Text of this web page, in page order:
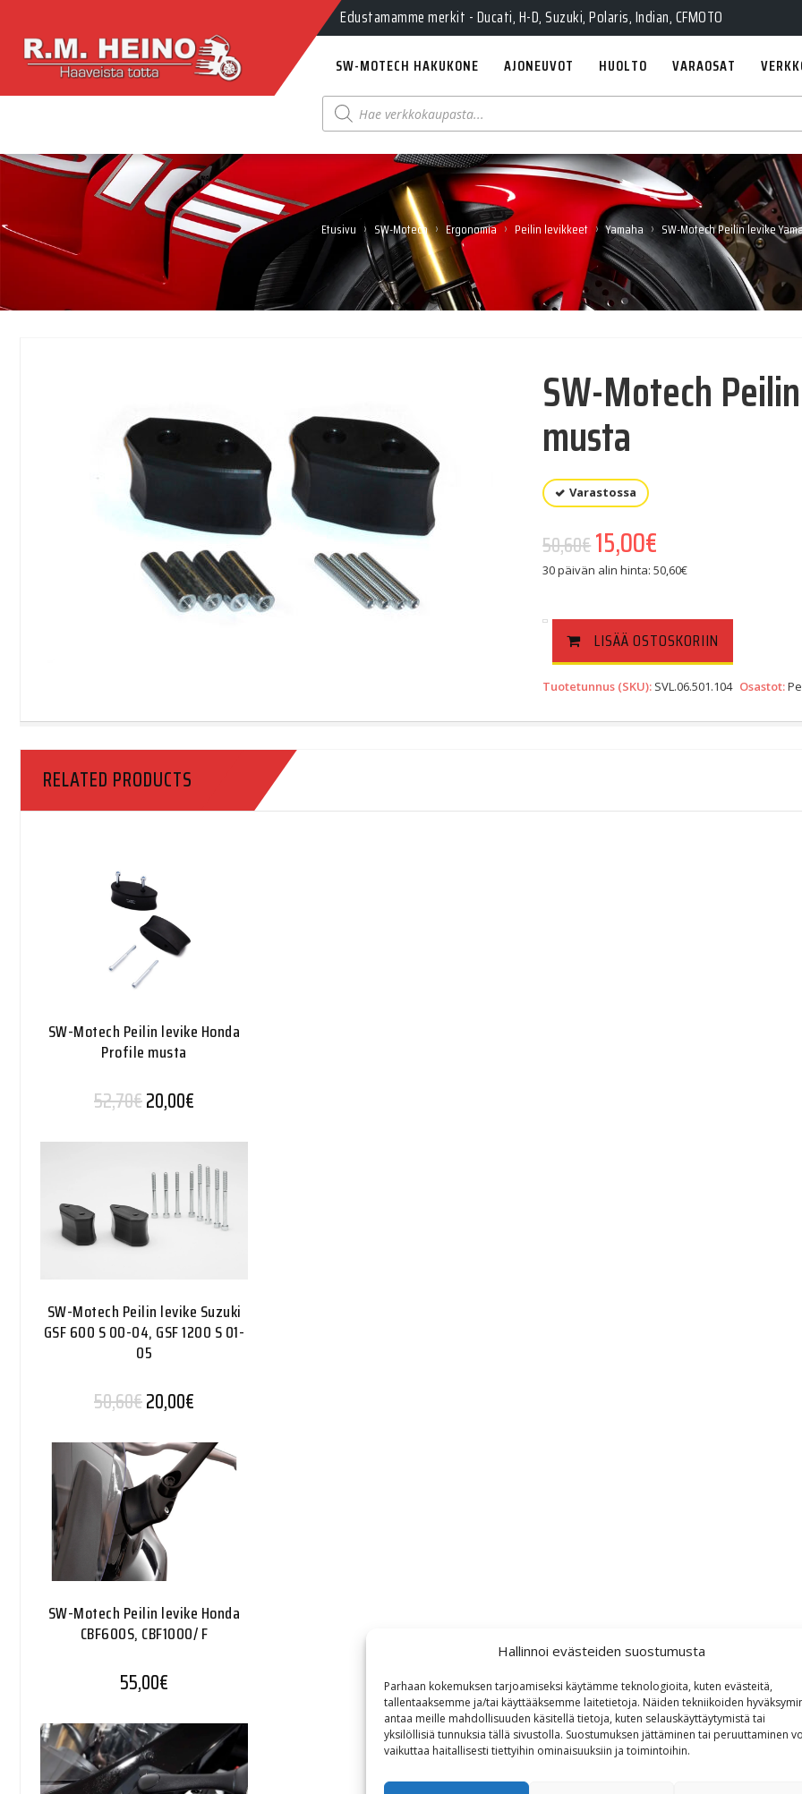
Hallinnoi evästeiden suostumusta
Parhaan kokemuksen tarjoamiseksi käytämme teknologioita, kuten evästeitä,
tallentaaksemme ja/tai käyttääksemme laitetietoja. Näiden tekniikoiden
antaa meille mahdollisuuden käsitellä tietoja, kuten selauskäyttäytymistä tai
yksilöllisiä tunnuksia tällä sivustolla. Suostumuksen jättäminen tai peruuttaminen
vaikuttaa haitallisesti tiettyihin ominaisuuksiin ja toimintoihin.
Edustamamme merkit - Ducati, H-D, Suzuki, Polaris, Indian, CFMOTO
SW-MOTECH HAKUKONE AJONEUVOT HUOLTO VARAOSAT
Products
search
Etusivu › SW-Motech › Ergonomia › Peilin levikkeet › Yamaha › SW-Motech Peilin levike
SW-Motech
musta
Varastossa
50,60€Alkuperäinen hinta oli:
15,00€
30 päivän alin hinta:50,60€
LISÄÄ OSTOSKORIIN
Tuotetunnus (SKU): SVL.06.501.104 Osastot:
RELATED PRODUCTS
SW-Motech Peilin levike Honda
Profile musta
52,70€Alkuperäinen hinta oli: 52,70€.
20,00€
SW-Motech Peilin levike Suzuki
GSF 600 S 00-04, GSF 1200 S 01-
05
50,60€Alkuperäinen hinta oli: 50,60€.
20,00€
SW-Motech Peilin levike Honda
CBF600S, CBF1000/ F
55,00€